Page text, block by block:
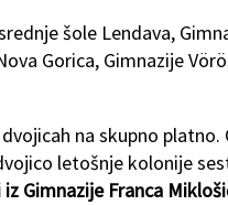
šole Lendava,
Gorica, Gimnazije
na skupno
letošnje kolonije
Gimnazije Franca